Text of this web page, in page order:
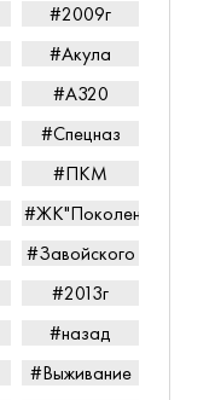
#2009г
#Акула
#А320
#Спецназ
#ПКМ
#ЖК"Поколение"
#Завойского
#2013г
#назад
#Выживание